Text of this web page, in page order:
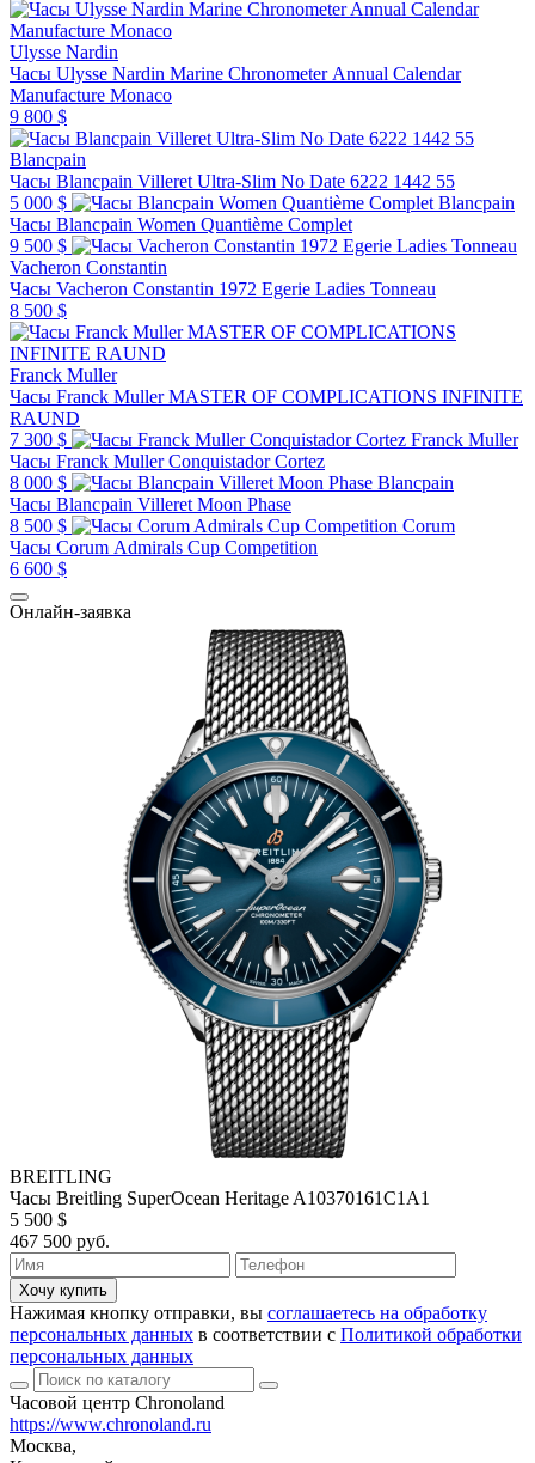
Ulysse Nardin
Часы Ulysse Nardin Marine Chronometer Annual Calendar
Manufacture Monaco
9 800 $
Blancpain
Часы Blancpain Villeret Ultra-Slim No Date 6222 1442 55
5 000 $
Blancpain
Часы Blancpain Women Quantième Complet
9 500 $
Vacheron Constantin
Часы Vacheron Constantin 1972 Egerie Ladies Tonneau
8 500 $
Franck Muller
Часы Franck Muller MASTER OF COMPLICATIONS INFINITE
RAUND
7 300 $
Franck Muller
Часы Franck Muller Conquistador Cortez
8 000 $
Blancpain
Часы Blancpain Villeret Moon Phase
8 500 $
Corum
Часы Corum Admirals Cup Competition
6 600 $
Онлайн-заявка
BREITLING
Часы Breitling SuperOcean Heritage A10370161C1A1
5 500 $
467 500 руб.
Хочу купить
Нажимая кнопку отправки, вы соглашаетесь на обработку
персональных данных в соответствии с Политикой обработки
персональных данных
Часовой центр Chronoland
https://www.chronoland.ru
Москва,